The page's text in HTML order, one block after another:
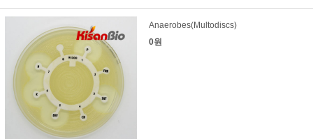
Anaerobes(Multodiscs)
0원